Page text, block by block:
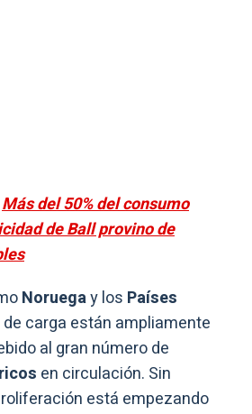
Más del 50% del consumo
de Ball provino de
Noruegay los Países
de carga están ampliamente
al gran número de
en circulación. Sin
está empezando